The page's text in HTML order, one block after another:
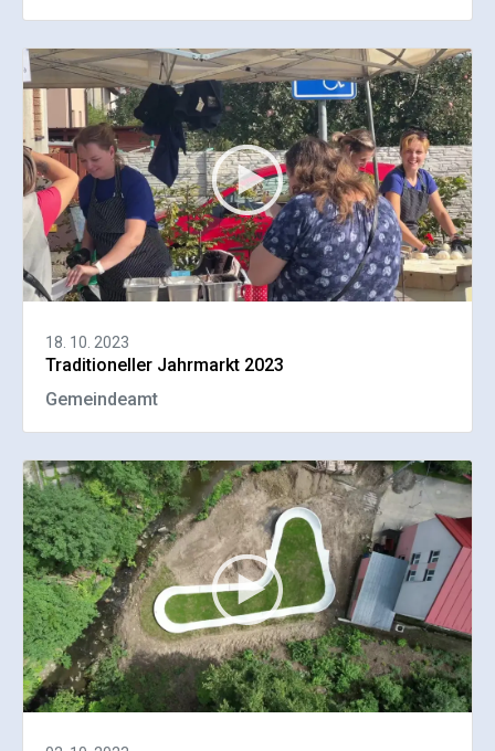
18. 10. 2023
Traditioneller Jahrmarkt 2023
Gemeindeamt